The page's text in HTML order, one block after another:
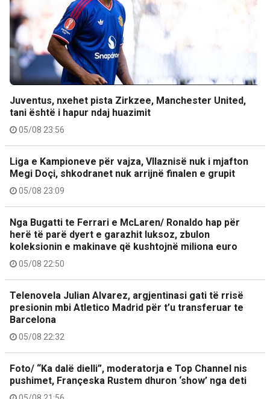
Juventus, nxehet pista Zirkzee, Manchester United,
tani është i hapur ndaj huazimit
05/08 23:56
Liga e Kampioneve për vajza, Vllaznisë nuk i mjafton
Megi Doçi, shkodranet nuk arrijnë finalen e grupit
05/08 23:09
Nga Bugatti te Ferrari e McLaren/ Ronaldo hap për
herë të parë dyert e garazhit luksoz, zbulon
koleksionin e makinave që kushtojnë miliona euro
05/08 22:50
Telenovela Julian Alvarez, argjentinasi gati të rrisë
presionin mbi Atletico Madrid për t’u transferuar te
Barcelona
05/08 22:32
Foto/ “Ka dalë dielli”, moderatorja e Top Channel nis
pushimet, Françeska Rustem dhuron ‘show’ nga deti